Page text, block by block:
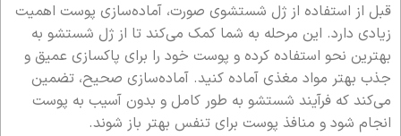
قبل از استفاده از ژل شستشوی صورت، آماده‌سازی پوست اهمیت
زیادی دارد. این مرحله به شما کمک می‌کند تا از ژل شستشو به
بهترین نحو استفاده کرده و پوست خود را برای پاکسازی عمیق و
جذب بهتر مواد مغذی آماده کنید. آماده‌سازی صحیح، تضمین
می‌کند که فرآیند شستشو به طور کامل و بدون آسیب به پوست
انجام شود و منافذ پوست برای تنفس بهتر باز شوند.